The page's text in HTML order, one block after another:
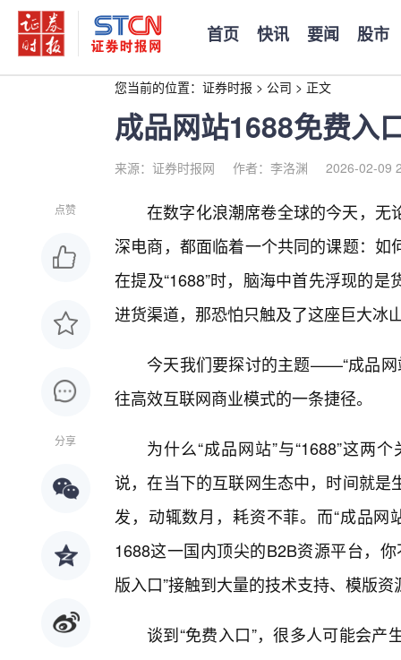
首页 快讯 要闻 股市
您当前的位置： 证券时报 > 公司 > 正文
成品网站1688免费入
来源：证券时报网 作者：李洛渊 2026-02-09
点赞
分享
在数字化浪潮席卷全球的今天，无
深电商，都面临着一个共同的课题：
在提及“1688”时，脑海中首先浮现的
进货渠道，那恐怕只触及了这座巨大冰
今天我们要探讨的主题——“成品网
往高效互联网商业模式的一条捷径。
为什么“成品网站”与“1688”这两
说，在当下的互联网生态中，时间就
发，动辄数月，耗资不菲。而“成品
1688这一国内顶尖的B2B资源平台，
版入口”接触到大量的技术支持、模版
谈到“免费入口”，很多人可能会